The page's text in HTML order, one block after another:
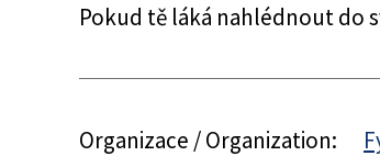
Pokud tě láká nahlédnout do
Organizace / Organization: